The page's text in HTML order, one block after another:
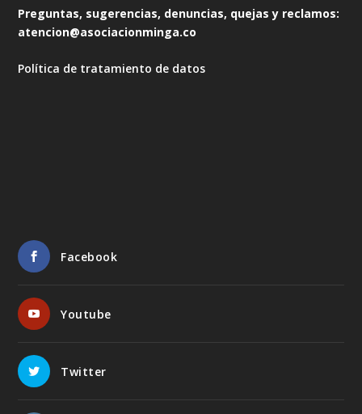
Preguntas, sugerencias, denuncias, quejas y reclamos:
atencion@asociacionminga.co
Política de tratamiento de datos
Facebook
Youtube
Twitter